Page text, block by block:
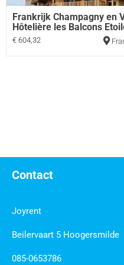
Frankrijk Champagny en
Hôtelière les Balcons
€ 604,32
Contact
Joyrent
Beilervaart 5 Hoogersmilde
085-0653786